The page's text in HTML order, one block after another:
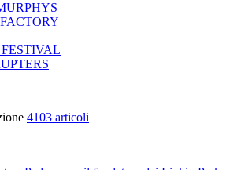
4103 articoli